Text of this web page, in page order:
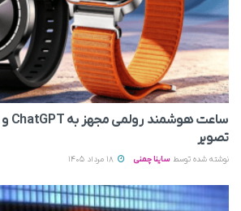
تصویر
نوشته شده توسط ساینا چمنی